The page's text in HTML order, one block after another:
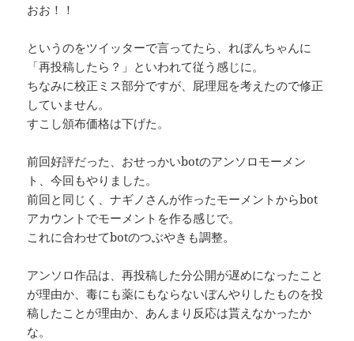
おお！！
というのをツイッターで言ってたら、れぼんちゃんに
「再投稿したら？」といわれて従う感じに。
ちなみに校正ミス部分ですが、屁理屈を考えたので修正
していません。
すこし頒布価格は下げた。
前回好評だった、おせっかいbotのアンソロモーメン
ト、今回もやりました。
前回と同じく、ナギノさんが作ったモーメントからbot
アカウントでモーメントを作る感じで。
これに合わせてbotのつぶやきも調整。
アンソロ作品は、再投稿した分公開が遅めになったこと
が理由か、毒にも薬にもならないぼんやりしたものを投
稿したことが理由か、あんまり反応は貰えなかったか
な。